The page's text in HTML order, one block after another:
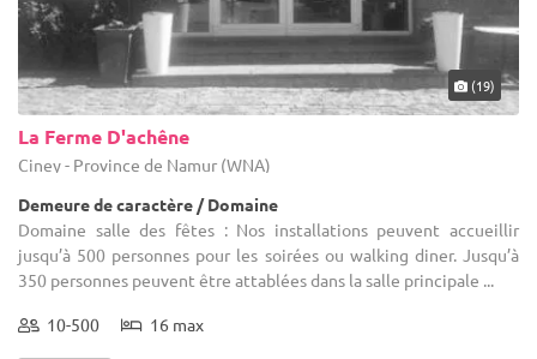
(19)
La Ferme D'achêne
Ciney - Province de Namur (WNA)
Demeure de caractère / Domaine
Domaine salle des fêtes : Nos installations peuvent accueillir
jusqu’à 500 personnes pour les soirées ou walking diner. Jusqu’à
350 personnes peuvent être attablées dans la salle principale ...
10-500 16 max